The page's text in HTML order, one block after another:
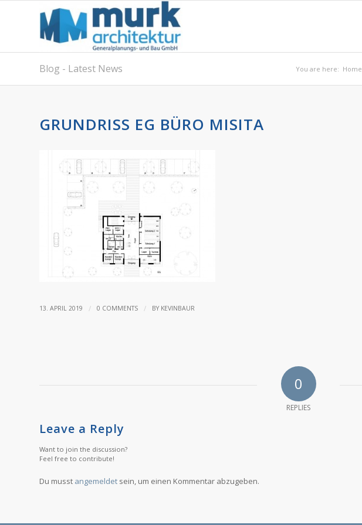
Blog - Latest News You are here: Home
GRUNDRISS EG BÜRO MISITA
13. APRIL 2019 / 0 COMMENTS / BY KEVINBAUR
0
REPLIES
Leave a Reply
Want to join the discussion?
Feel free to contribute!
Du musst angemeldet sein, um einen Kommentar abzugeben.